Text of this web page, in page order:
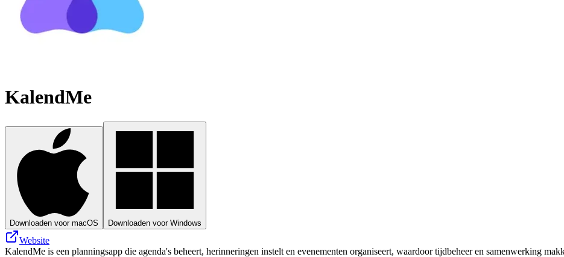
KalendMe
Downloaden voor macOS Downloaden voor Windows
Website
KalendMe is een planningsapp die agenda's beheert, herinneringen instelt en evenementen organiseert, waardoor tijdbeheer en samenwerking